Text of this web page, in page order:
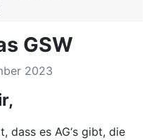
GSW
2023
dass es AG‘s gibt, die